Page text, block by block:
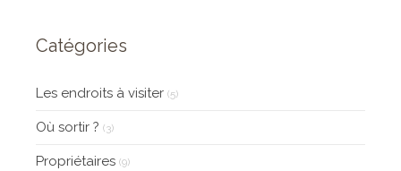
Catégories
Les endroits à visiter (5)
Où sortir ? (3)
Propriétaires (9)